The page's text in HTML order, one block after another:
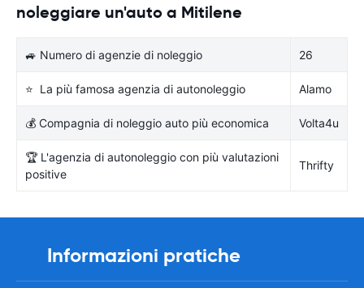
noleggiare un'auto a Mitilene
🚙 Numero di agenzie di noleggio 26
⭐ La più famosa agenzia di autonoleggio Alamo
💰 Compagnia di noleggio auto più economica Volta4u
🏆 L'agenzia di autonoleggio con più valutazioni
positive
Thrifty
Informazioni pratiche